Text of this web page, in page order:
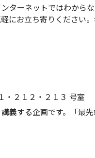
ターネットではわから
にお立ち寄りください
・２１２・２１３ 号室
義する企画です。「最